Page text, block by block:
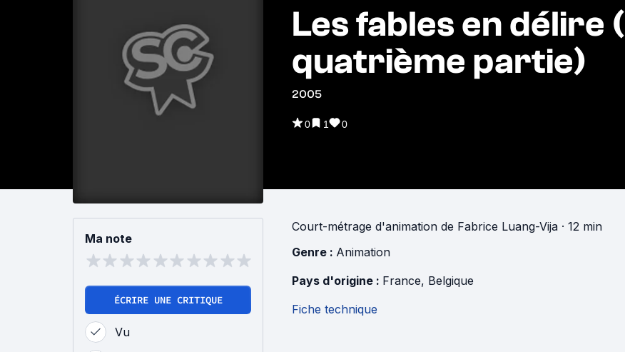
Les fables en délire (
quatrième partie)
2005
0 1 0
Ma note
ÉCRIRE UNE CRITIQUE
Vu
Court-métrage d'animation de Fabrice Luang-Vija · 12 min
Genre : Animation
Pays d'origine : France, Belgique
Fiche technique